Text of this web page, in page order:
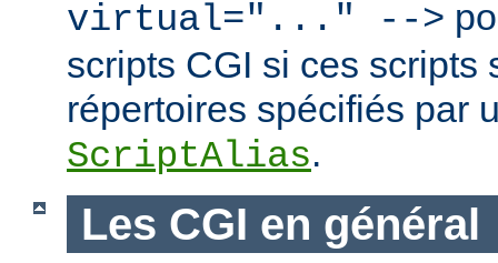
virtual="..." -->
scripts CGI si ces scripts
répertoires spécifiés par
ScriptAlias.
Les CGI en général